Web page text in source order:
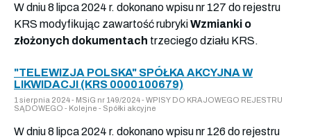
W dniu 8 lipca 2024 r. dokonano wpisu nr 127 do rejestru
KRS modyfikując zawartość rubrykiWzmianki o
złożonych dokumentach trzeciego działu KRS.
"TELEWIZJA POLSKA" SPÓŁKA AKCYJNA W
LIKWIDACJI (KRS 0000100679)
1 sierpnia 2024 - MSiG nr 149/2024 - WPISY DO KRAJOWEGO REJESTRU
SĄDOWEGO - Kolejne - Spółki akcyjne
W dniu 8 lipca 2024 r. dokonano wpisu nr 126 do rejestru